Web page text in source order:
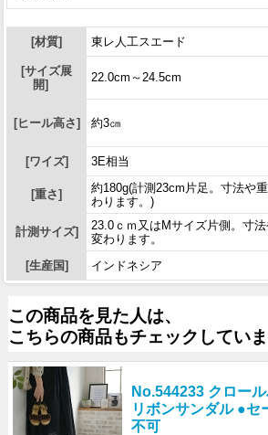
[材質] 東レ人工スエード
[サイズ展
開]
22.0cm～24.5cm
[ヒール高さ] 約3㎝
[ワイズ] 3E相当
[重さ]
約180g(計測23cm片足。寸法や
わります。)
計測サイズ]
23.0ｃｍ又はMサイズ片側。寸
変わります。
[生産国]
インドネシア
この商品を見た人は、
こちらの商品もチェックしていま
No.544233 クロー
リボンサンダル ●
不可